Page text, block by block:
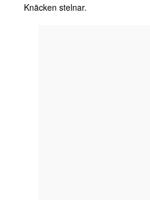
Knäcken stelnar.